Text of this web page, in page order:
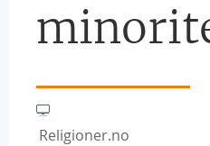
Religioner.no